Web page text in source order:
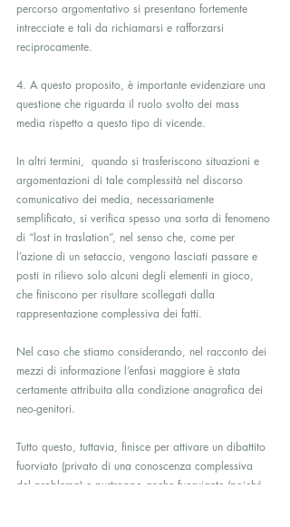
percorso argomentativo si presentano fortemente
intrecciate e tali da richiamarsi e rafforzarsi
reciprocamente.
4. A questo proposito, è importante evidenziare una
questione che riguarda il ruolo svolto dei mass
media rispetto a questo tipo di vicende.
In altri termini,  quando si trasferiscono situazioni e
argomentazioni di tale complessità nel discorso
comunicativo dei media, necessariamente
semplificato, si verifica spesso una sorta di fenomeno
di “lost in traslation”, nel senso che, come per
l’azione di un setaccio, vengono lasciati passare e
posti in rilievo solo alcuni degli elementi in gioco,
che finiscono per risultare scollegati dalla
rappresentazione complessiva dei fatti.
Nel caso che stiamo considerando, nel racconto dei
mezzi di informazione l’enfasi maggiore è stata
certamente attribuita alla condizione anagrafica dei
neo-genitori.
Tutto questo, tuttavia, finisce per attivare un dibattito
fuorviato (privato di una conoscenza complessiva
del problema) e purtroppo anche fuorviante (poiché